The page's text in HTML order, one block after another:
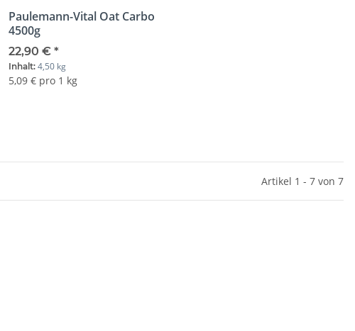
Paulemann-Vital Oat Carbo
4500g
22,90 € *
Inhalt: 4,50 kg
5,09 € pro 1 kg
Artikel 1 - 7 von 7